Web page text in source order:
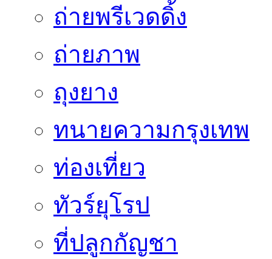
ถ่ายพรีเวดดิ้ง
ถ่ายภาพ
ถุงยาง
ทนายความกรุงเทพ
ท่องเที่ยว
ทัวร์ยุโรป
ที่ปลูกกัญชา